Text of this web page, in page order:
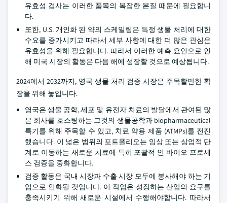
유효성 검사는 이러한 품목의 복잡한 본질 때문에 필요합니
다.
또한, U.S. 개인화 된 약의 스케일링은 특정 생물 처리에 대한
수요를 증가시키고 따라서 세부 사항에 대한 더 많은 관심은
유효성을 위해 필요합니다. 따라서 이러한 예측 요인으로 인
해 미국 시장의 활동은 다음 해에 성장할 것으로 예상됩니다.
2024에서 2032까지, 영국 생물 처리 검증 시장은 주목할만한 확
장을 위해 놓입니다.
영국은 생물 공학, 세포 및 유전자 치료의 발달에서 관여된 많
은 회사를 호스팅하는 그것의 생물공학과 biopharmaceutical
특기를 위해 주목할 수 있고, 치료 약용 제품 (ATMPs)를 전진
했습니다. 이 넓은 범위의 포트폴리오는 임상 또는 상업적 단
계로 이동하는 새로운 치료에 특히 포괄적 인 바이오 프로세
스 검증을 중화합니다.
검증 활동은 국내 시장과 수출 시장 모두에 봉사해야 하는 기
업으로 인화될 것입니다. 이 작업은 성장하는 산업의 요구를
충족시키기 위해 새로운 시설에서 수행해야합니다. 따라서